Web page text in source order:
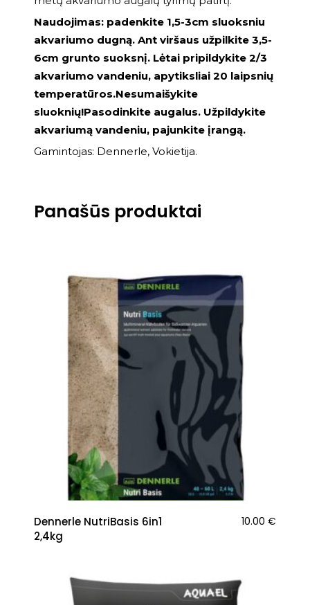
Naudojimas: padenkite 1,5-3cm sluoksniu
akvariumo dugną. Ant viršaus užpilkite 3,5-
6cm grunto suoksnį. Lėtai pripildykite 2/3
akvariumo vandeniu, apytiksliai 20 laipsnių
temperatūros.Nesumaišykite
sluoknių!Pasodinkite augalus. Užpildykite
akvariumą vandeniu, pajunkite įrangą.
Gamintojas: Dennerle, Vokietija.
Panašūs produktai
Dennerle NutriBasis 6in1
2,4kg
10.00 €